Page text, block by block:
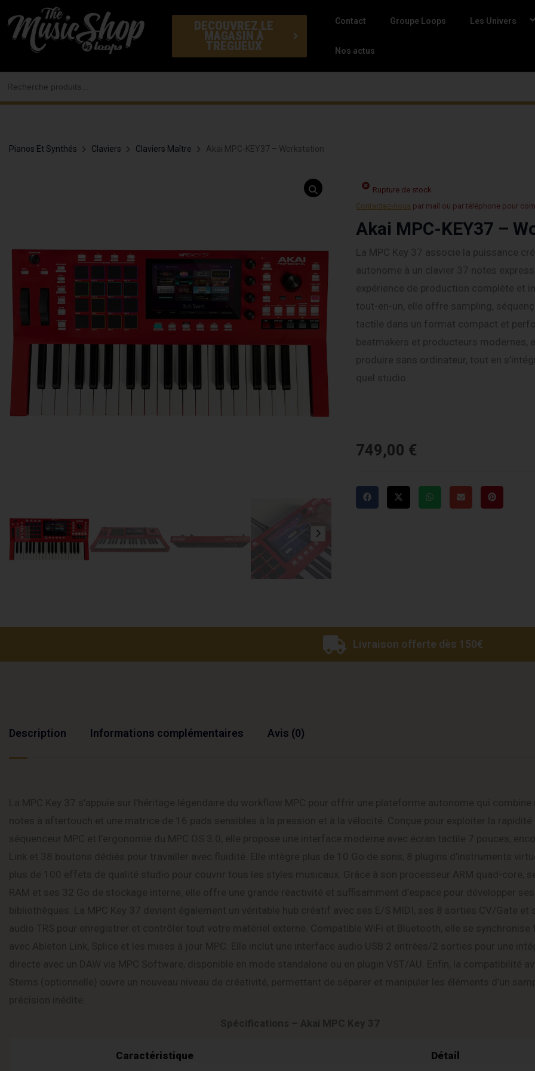
au
contenu
DECOUVREZ LE
MAGASIN À
TREGUEUX
Contact Groupe Loops Les Univers
Nos actus
Pianos Et Synthés Claviers Claviers Maître Akai MPC-KEY37 – Workstation
Rupture de stock
Contactez-nous par mail ou par téléphone pour
Akai MPC-KEY37 –
La MPC Key 37 associe la puissance
autonome à un clavier 37 notes
expérience de production complète et
tout-en-un, elle offre sampling,
tactile dans un format compact et
beatmakers et producteurs modernes,
produire sans ordinateur, tout en
quel studio.
749,00 €
Livraison offerte dès 150€
Description Informations complémentaires Avis (0)
Caractéristique Détail